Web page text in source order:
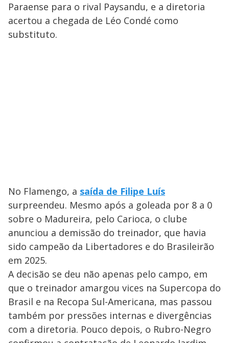
Paraense para o rival Paysandu, e a diretoria
acertou a chegada de Léo Condé como
substituto.
No Flamengo, a saída de Filipe Luís
surpreendeu. Mesmo após a goleada por 8 a 0
sobre o Madureira, pelo Carioca, o clube
anunciou a demissão do treinador, que havia
sido campeão da Libertadores e do Brasileirão
em 2025.
A decisão se deu não apenas pelo campo, em
que o treinador amargou vices na Supercopa do
Brasil e na Recopa Sul-Americana, mas passou
também por pressões internas e divergências
com a diretoria. Pouco depois, o Rubro-Negro